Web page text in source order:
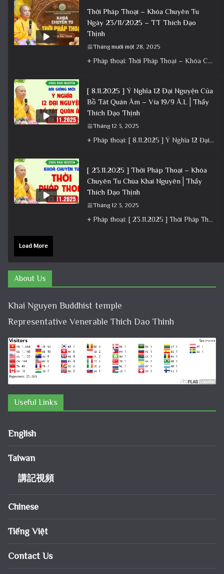
Thời Pháp Thoại – Khóa Chuyên Tu
Ngày 23/11/2025 – TT Thích Đạo
Thịnh
Tháng mười một 28, 2025
+ Pháp thoại: Thời Pháp Thoại – Khóa Chuyên Tu Ngày 23/11/2025 – TT Thích Đạo Thịnh + Album: Pháp
[ 8.11.2025 ] Ý Nghĩa 12 Đại Nguyện Của
Bồ Tát Quán Âm – Vía 19/9 Â.L│Thầy
Thích Đạo Thịnh
Tháng 12 3, 2025
+ Pháp thoại: [ 8.11.2025 ] Ý Nghĩa 12 Đại Nguyện Của Bồ Tát Quán Âm – Vía 19/9 Â.L│Thầy
[ 23.11.2025 ] Thời Pháp Thoại – Khóa
Chuyên Tu Chùa Khai Nguyên│Thầy
Thích Đạo Thịnh
Tháng 12 3, 2025
+ Pháp thoại: [ 23.11.2025 ] Thời Pháp Thoại – Khóa Chuyên Tu Chùa Khai Nguyên│Thầy Thích Đạo Thịnh +
Load More
About Us
Khai Nguyen Buddhist temple
Representative Venerable Thich Dao Thinh
Useful Links
English
Taiwan
講記視頻
Chinese
Tiếng Việt
Contact Us